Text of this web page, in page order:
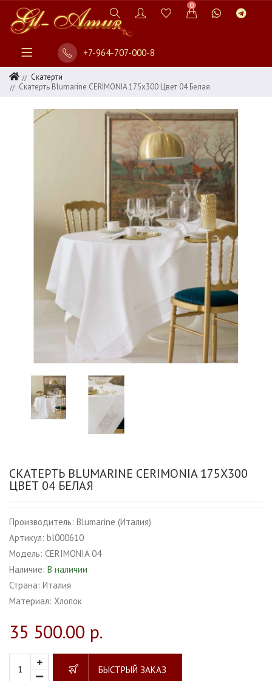
0
+7-964-707-000-8
Скатерти
Скатерть Blumarine CERIMONIA 175х300 Цвет 04 Белая
СКАТЕРТЬ BLUMARINE CERIMONIA 175Х300
ЦВЕТ 04 БЕЛАЯ
Производитель: Blumarine (Италия)
Артикул: bl000610
Модель: CERIMONIA 04
Наличие: В наличии
Страна: Италия
Материал: Хлопок
35 500.00 р.
БЫСТРЫЙ ЗАКАЗ